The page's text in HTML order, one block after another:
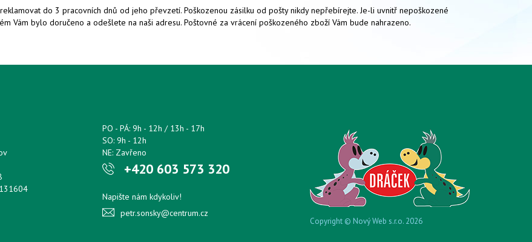
do 3 pracovních dnů od jeho převzetí. Poškozenou zásilku od pošty nikdy nepřebírejte. Je-li uvnitř nepoškozené
Vám bylo doručeno a odešlete na naši adresu. Poštovné za vrácení poškozeného zboží Vám bude nahrazeno.
PO - PÁ: 9h - 12h / 13h - 17h
SO: 9h - 12h
NE: Zavřeno
+420 603 573 320
Napište nám kdykoliv!
petr.sonsky@centrum.cz
Copyright © Nový Web s.r.o. 2026